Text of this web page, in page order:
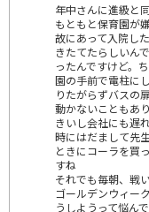
年中さんに進級と
もともと保育園が
故にあって入院し
きたてたらしいん
ったんですけど。
園の手前で電柱に
りたがらずバスの
動かないこともあ
きいし会社にも遅
時にはだまして先
ときにコーラを買
すね
それでも毎朝、戦
ゴールデンウィー
うしようって悩ん